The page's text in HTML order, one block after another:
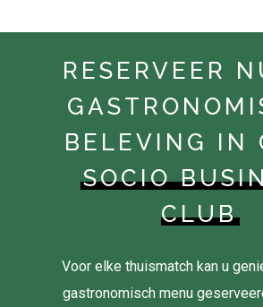
RESERVEER
BELEVING IN
SOCIO
CLUB
Voor elke thuismatch kan u
gastronomisch menu